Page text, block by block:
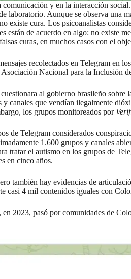
y en la interacción
Aunque se observa una
existe cura. Los psicoanalistas
de acuerdo en algo: no existe
curas, en muchos casos con el
recolectados en Telegram en
Nacional para la Inclusión
cuestionara al gobierno brasileño sobre
que vendían ilegalmente
los grupos monitoreados por
de Telegram considerados
1.600 grupos y canales
tratar el autismo en los grupos de
en cinco años.
también hay evidencias de
casi 4 mil contenidos iguales con
2023, pasó por comunidades de